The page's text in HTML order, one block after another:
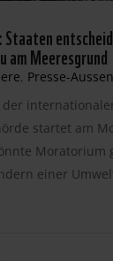
Meeresgrund
, Presse-
startet am
Moratorium
einer